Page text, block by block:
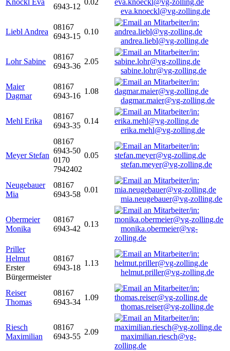
Knöckl Eva
6943-12
0.02
eva.knoeckl@vg-zolling.de
Liebl Andrea
08167
6943-15
0.10
andrea.liebl@vg-zolling.de
Lohr Sabine
08167
6943-36
2.05
sabine.lohr@vg-zolling.de
Maier
Dagmar
08167
6943-16
1.08
dagmar.maier@vg-zolling.de
Mehl Erika
08167
6943-35
0.14
erika.mehl@vg-zolling.de
Meyer Stefan
08167
6943-50
0170
7942402
0.05
stefan.meyer@vg-zolling.de
Neugebauer
Mia
08167
6943-58
0.01
mia.neugebauer@vg-zolling.de
Obermeier
Monika
08167
6943-42
0.13
monika.obermeier@vg-
zolling.de
Priller
Helmut
Erster
Bürgermeister
08167
6943-18
1.13
helmut.priller@vg-zolling.de
Reiser
Thomas
08167
6943-34
1.09
thomas.reiser@vg-zolling.de
Riesch
Maximilian
08167
6943-55
2.09
maximilian.riesch@vg-
zolling.de